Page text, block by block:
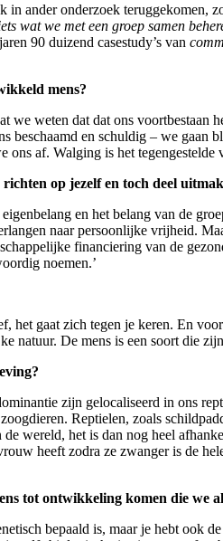
ander onderzoek teruggekomen,
wat we met een groep samen
90 duizend casestudy’s van
mens?
we weten dat dat ons voortbestaan
beschaamd en schuldig – we
af. Walging is het tegengestelde
op jezelf en toch deel
en het belang van de
naar persoonlijke vrijheid.
financiering van de
noemen.’
het gaat zich tegen je keren. En
natuur. De mens is een soort die
zijn gelocaliseerd in ons
Reptielen, zoals
wereld, het is dan nog heel
heeft zodra ze zwanger is de
tot ontwikkeling komen die we
bepaald is, maar je hebt ook